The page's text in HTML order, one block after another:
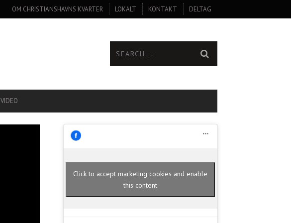
OM CHRISTIANSHAVNS KVARTER LOKALT KONTAKT DELTAG
VIDEO
Click to accept marketing cookies and enable
this content